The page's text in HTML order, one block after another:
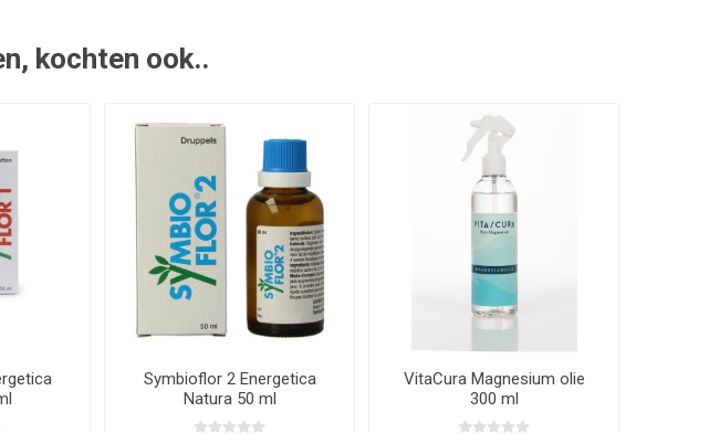
kochten ook..
Symbioflor 2 Energetica
Natura 50 ml
VitaCura Magnesium olie
300 ml